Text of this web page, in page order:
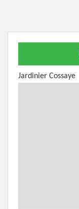
Jardinier Cossaye